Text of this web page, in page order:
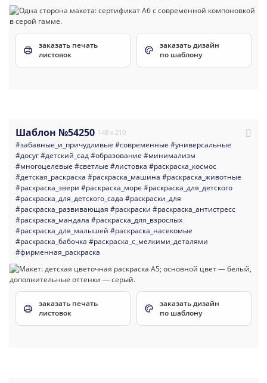
заказать печать
листовок
заказать дизайн
по шаблону
Шаблон №54250 148 x 210
#забавные_и_причудливые #современные #универсальные
#досуг#детский_сад#образование #минимализм
#многоцелевые #светлые #листовка #раскраска_космос
#детская_раскраска #раскраска_машина #раскраска_животные
#раскраска_звери #раскраска_море #раскраска_для_детского
#раскраска_для_детского_сада #раскраски_для
#раскраска_развивающая #раскраски #раскраска_антистресс
#раскраска_мандала #раскраска_для_взрослых
#раскраска_для_малышей #раскраска_насекомые
#раскраска_бабочка #раскраска_с_мелкими_деталями
#фирменная_раскраска
заказать печать
листовок
заказать дизайн
по шаблону